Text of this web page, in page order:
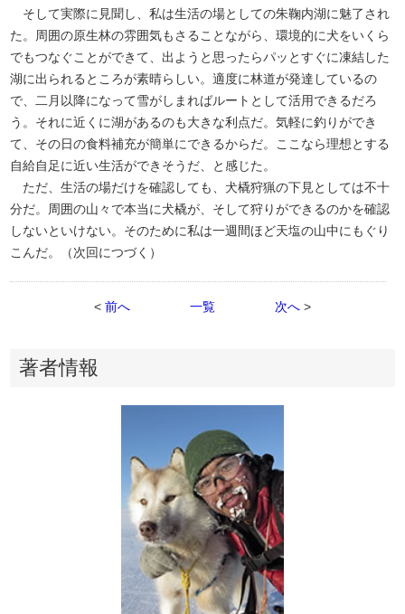
そして実際に見聞し、私は生活の場としての朱鞠内湖に魅了され
た。周囲の原生林の雰囲気もさることながら、環境的に犬をいくら
でもつなぐことができて、出ようと思ったらパッとすぐに凍結した
湖に出られるところが素晴らしい。適度に林道が発達しているの
で、二月以降になって雪がしまればルートとして活用できるだろ
う。それに近くに湖があるのも大きな利点だ。気軽に釣りができ
て、その日の食料補充が簡単にできるからだ。ここなら理想とする
自給自足に近い生活ができそうだ、と感じた。
ただ、生活の場だけを確認しても、犬橇狩猟の下見としては不十
分だ。周囲の山々で本当に犬橇が、そして狩りができるのかを確認
しないといけない。そのために私は一週間ほど天塩の山中にもぐり
こんだ。（次回につづく）
< 前へ 一覧 次へ >
著者情報